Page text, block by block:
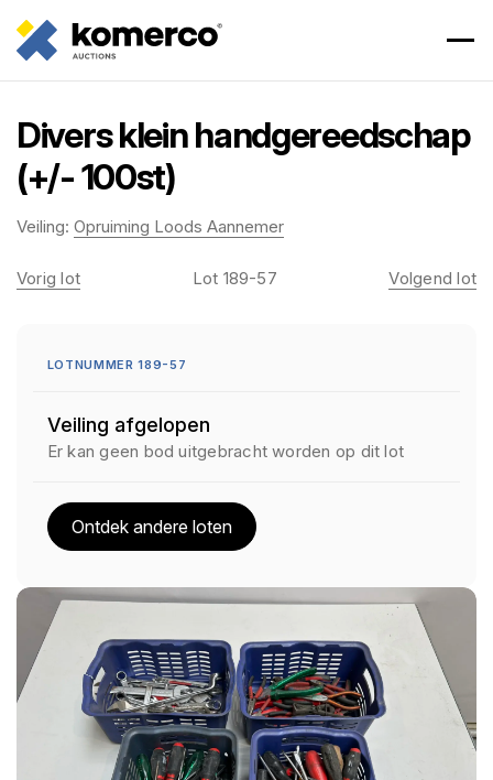
Divers klein handgereedschap
(+/- 100st)
Veiling: Opruiming Loods Aannemer
Vorig lot Lot 189-57 Volgend lot
LOTNUMMER 189-57
Veiling afgelopen
Er kan geen bod uitgebracht worden op dit lot
Ontdek andere loten